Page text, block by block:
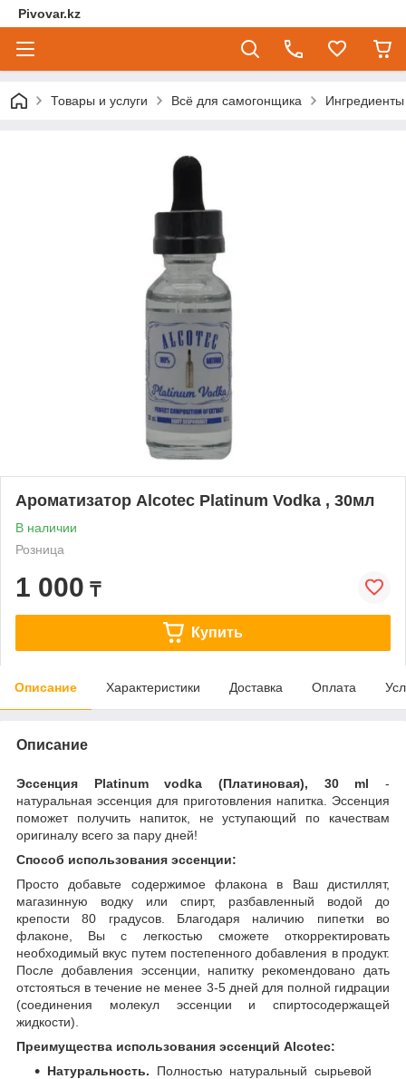
Pivovar.kz
Товары и услуги Всё для самогонщика
Ароматизатор Alcotec Platinum Vodka , 30мл
В наличии
Розница
1 000 ₸
Купить
Описание Характеристики Доставка Оплата
Описание
Эссенция Platinum vodka (Платиновая), 30 ml -
натуральная эссенция для приготовления напитка. Эссенция
поможет получить напиток, не уступающий по качествам
оригиналу всего за пару дней!
Способ использования эссенции:
Просто добавьте содержимое флакона в Ваш дистиллят,
магазинную водку или спирт, разбавленный водой до
крепости 80 градусов. Благодаря наличию пипетки во
флаконе, Вы с легкостью сможете откорректировать
необходимый вкус путем постепенного добавления в продукт.
После добавления эссенции, напитку рекомендовано дать
отстояться в течение не менее 3-5 дней для полной гидрации
(соединения молекул эссенции и спиртосодержащей
жидкости).
Преимущества использования эссенций Alcotec:
Натуральность. Полностью натуральный сырьевой